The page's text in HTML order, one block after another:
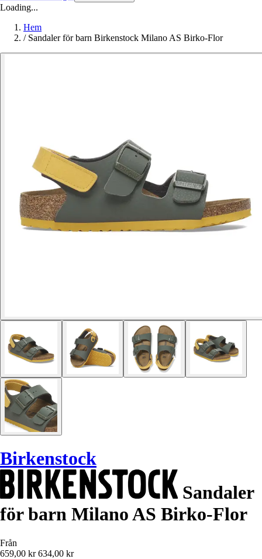
Loading...
Hem
/ Sandaler för barn Birkenstock Milano AS Birko-Flor
Birkenstock
Sandaler
för barn Milano AS Birko-Flor
Från
659,00 kr 634,00 kr